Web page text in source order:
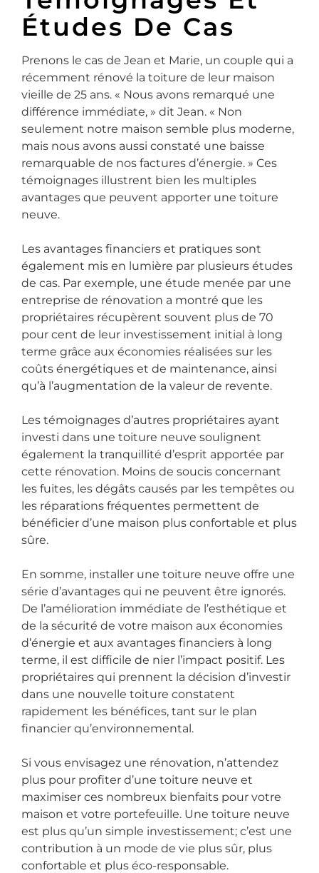
Études De Cas
Prenons le cas de Jean et Marie, un couple qui a
récemment rénové la toiture de leur maison
vieille de 25 ans. « Nous avons remarqué une
différence immédiate, » dit Jean. « Non
seulement notre maison semble plus moderne,
mais nous avons aussi constaté une baisse
remarquable de nos factures d’énergie. » Ces
témoignages illustrent bien les multiples
avantages que peuvent apporter une toiture
neuve.
Les avantages financiers et pratiques sont
également mis en lumière par plusieurs études
de cas. Par exemple, une étude menée par une
entreprise de rénovation a montré que les
propriétaires récupèrent souvent plus de 70
pour cent de leur investissement initial à long
terme grâce aux économies réalisées sur les
coûts énergétiques et de maintenance, ainsi
qu’à l’augmentation de la valeur de revente.
Les témoignages d’autres propriétaires ayant
investi dans une toiture neuve soulignent
également la tranquillité d’esprit apportée par
cette rénovation. Moins de soucis concernant
les fuites, les dégâts causés par les tempêtes ou
les réparations fréquentes permettent de
bénéficier d’une maison plus confortable et plus
sûre.
En somme, installer une toiture neuve offre une
série d’avantages qui ne peuvent être ignorés.
De l’amélioration immédiate de l’esthétique et
de la sécurité de votre maison aux économies
d’énergie et aux avantages financiers à long
terme, il est difficile de nier l’impact positif. Les
propriétaires qui prennent la décision d’investir
dans une nouvelle toiture constatent
rapidement les bénéfices, tant sur le plan
financier qu’environnemental.
Si vous envisagez une rénovation, n’attendez
plus pour profiter d’une toiture neuve et
maximiser ces nombreux bienfaits pour votre
maison et votre portefeuille. Une toiture neuve
est plus qu’un simple investissement; c’est une
contribution à un mode de vie plus sûr, plus
confortable et plus éco-responsable.